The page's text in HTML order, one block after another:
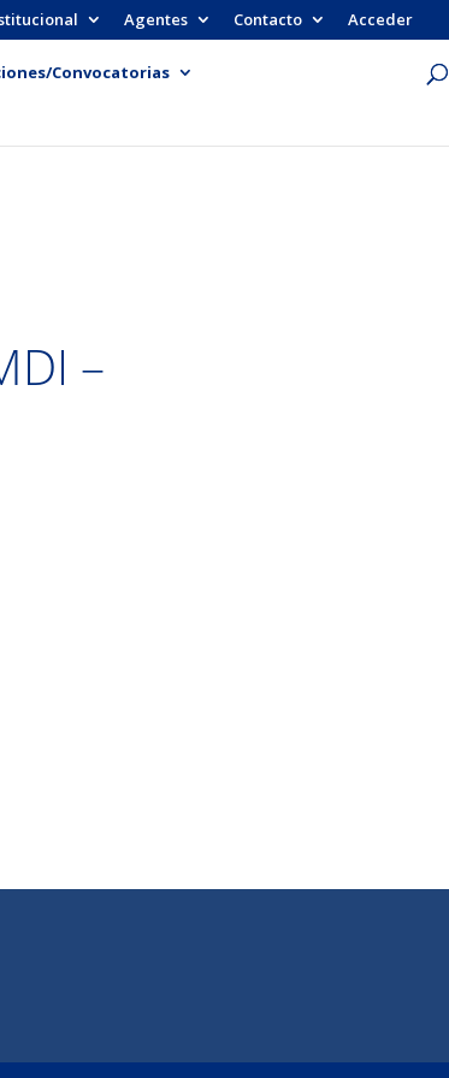
Agentes Contacto Acceder
Convocatorias
–